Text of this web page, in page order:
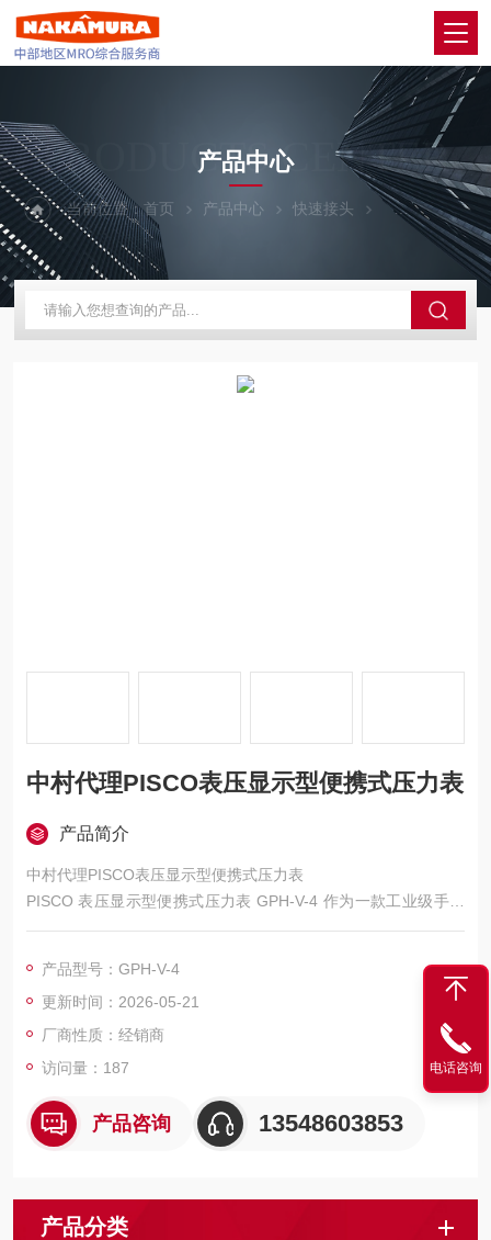
PRODUCTS CENTER
产品中心
当前位置：首页 产品中心 快速接头 PISCO碧烁科
中村代理PISCO表压显示型便携式压力表
产品简介
中村代理PISCO表压显示型便携式压力表
PISCO 表压显示型便携式压力表 GPH-V-4 作为一款工业级手持
式压力测量仪表，核心特点集中在多量程适配、高精度测量、便
产品型号：GPH-V-4
更新时间：2026-05-21
厂商性质：经销商
访问量：187
产品咨询 13548603853
产品分类
电话咨询